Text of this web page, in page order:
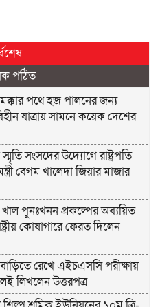
পঠিত
পথে হজ পালনের জন্য
যাত্রায় সামনে কয়েক দেশের
সংসদের উদ্যোগে রাষ্ট্রপতি
বেগম খালেদা জিয়ার মাজার
খাল পুনঃখনন প্রকল্পের অব্যয়িত
কোষাগারে ফেরত দিলেন
রেখে এইচএসসি পরীক্ষায়
লিখলেন উত্তরপত্র